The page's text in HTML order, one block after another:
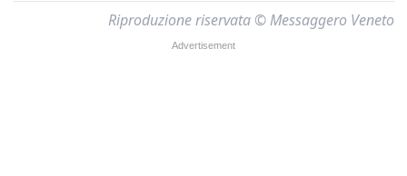
Riproduzione riservata © Messaggero Veneto